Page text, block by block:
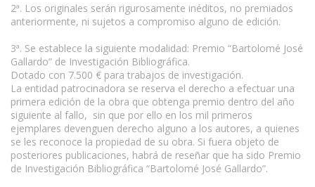
2ª. Los originales serán rigurosamente inéditos, no premiados
anteriormente, ni sujetos a compromiso alguno de edición.
3ª. Se establece la siguiente modalidad: Premio “Bartolomé José
Gallardo” de Investigación Bibliográfica.
Dotado con 7.500 € para trabajos de investigación.
La entidad patrocinadora se reserva el derecho a efectuar una
primera edición de la obra que obtenga premio dentro del año
siguiente al fallo, sin que por ello en los mil primeros
ejemplares devenguen derecho alguno a los autores, a quienes
se les reconoce la propiedad de su obra. Si fuera objeto de
posteriores publicaciones, habrá de reseñar que ha sido Premio
de Investigación Bibliográfica “Bartolomé José Gallardo”.